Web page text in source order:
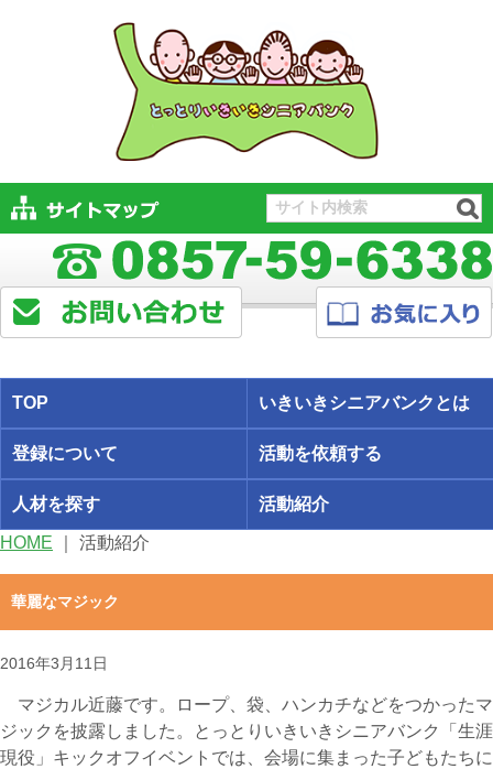
TOP いきいきシニアバンクとは
登録について 活動を依頼する
人材を探す 活動紹介
HOME 活動紹介
華麗なマジック
2016年3月11日
マジカル近藤です。ロープ、袋、ハンカチなどをつかったマ
ジックを披露しました。とっとりいきいきシニアバンク「生涯
現役」キックオフイベントでは、会場に集まった子どもたちに